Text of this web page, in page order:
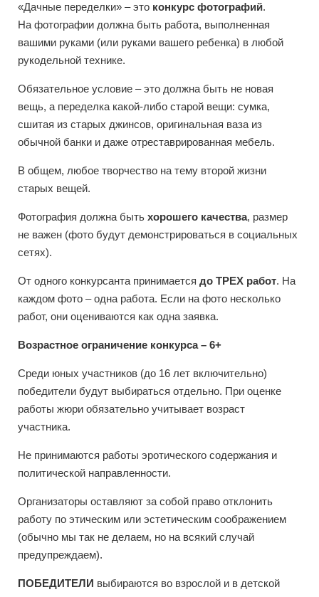
«Дачные переделки» – это конкурс фотографий.
На фотографии должна быть работа, выполненная
вашими руками (или руками вашего ребенка) в любой
рукодельной технике.
Обязательное условие – это должна быть не новая
вещь, а переделка какой-либо старой вещи: сумка,
сшитая из старых джинсов, оригинальная ваза из
обычной банки и даже отреставрированная мебель.
В общем, любое творчество на тему второй жизни
старых вещей.
Фотография должна быть хорошего качества, размер
не важен (фото будут демонстрироваться в социальных
сетях).
От одного конкурсанта принимается до ТРЕХ работ. На
каждом фото – одна работа. Если на фото несколько
работ, они оцениваются как одна заявка.
Возрастное ограничение конкурса – 6+
Среди юных участников (до 16 лет включительно)
победители будут выбираться отдельно. При оценке
работы жюри обязательно учитывает возраст
участника.
Не принимаются работы эротического содержания и
политической направленности.
Организаторы оставляют за собой право отклонить
работу по этическим или эстетическим соображением
(обычно мы так не делаем, но на всякий случай
предупреждаем).
ПОБЕДИТЕЛИ выбираются во взрослой и в детской